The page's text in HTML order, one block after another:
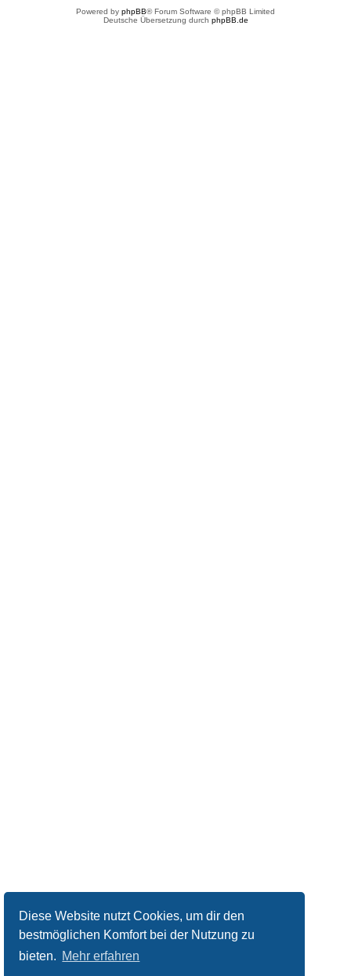
Diese Website nutzt Cookies, um dir den
bestmöglichen Komfort bei der Nutzung zu
bieten. Mehr erfahren
Powered by phpBB® Forum Software © phpBB Limited
Deutsche Übersetzung durch phpBB.de